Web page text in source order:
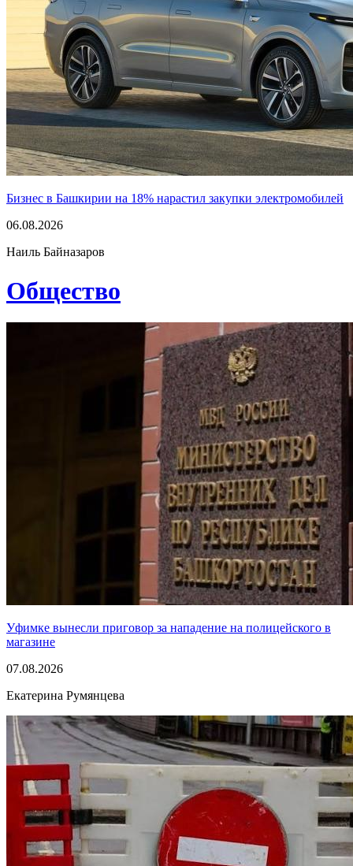
Бизнес в Башкирии на 18% нарастил закупки электромобилей
06.08.2026
Наиль Байназаров
Общество
Уфимке вынесли приговор за нападение на полицейского в
магазине
07.08.2026
Екатерина Румянцева